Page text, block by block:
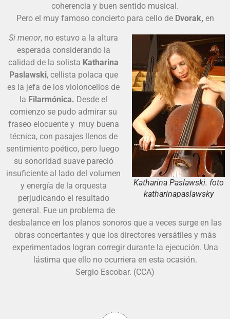
coherencia y buen sentido musical.
Pero el muy famoso concierto para cello de Dvorak, en
Katharina Paslawski. foto
katharinapaslawsky
Si menor, no estuvo a la altura
esperada considerando la
calidad de la solista Katharina
Paslawski, cellista polaca que
es la jefa de los violoncellos de
la Filarmónica. Desde el
comienzo se pudo admirar su
fraseo elocuente y muy buena
técnica, con pasajes llenos de
sentimiento poético, pero luego
su sonoridad suave pareció
insuficiente al lado del volumen
y energía de la orquesta
perjudicando el resultado
general. Fue un problema de
desbalance en los planos sonoros que a veces surge en las
obras concertantes y que los directores versátiles y más
experimentados logran corregir durante la ejecución. Una
lástima que ello no ocurriera en esta ocasión.
Sergio Escobar. (CCA)